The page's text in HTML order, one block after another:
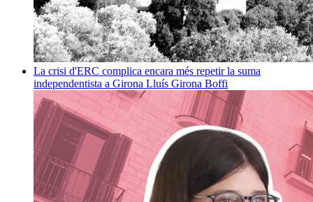
La crisi d'ERC complica encara més repetir la suma
independentista a Girona Lluís Girona Boffi